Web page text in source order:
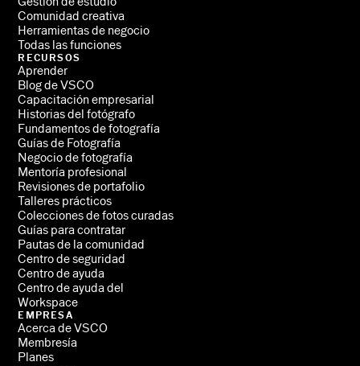
Comunidad creativa
Herramientas de negocio
Todas las funciones
RECURSOS
Aprender
Blog de VSCO
Capacitación empresarial
Historias del fotógrafo
Fundamentos de fotografía
Guías de Fotografía
Negocio de fotografía
Mentoría profesional
Revisiones de portafolio
Talleres prácticos
Colecciones de fotos curadas
Guías para contratar
Pautas de la comunidad
Centro de seguridad
Centro de ayuda
Centro de ayuda del
Workspace
EMPRESA
Acerca de VSCO
Membresía
Planes